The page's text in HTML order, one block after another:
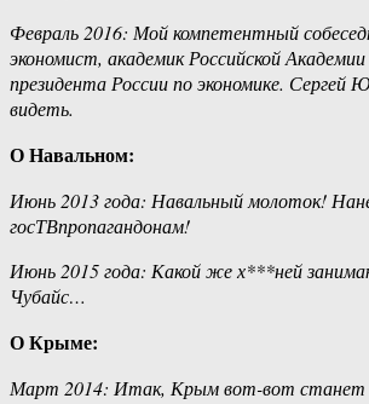
Февраль 2016: Мой компетентный
экономист, академик Российской
президента России по экономике. Сергей
видеть.
О Навальном:
Июнь 2013 года: Навальный молоток!
госТВпропагандонам!
Июнь 2015 года: Какой же х***ней
Чубайс…
О Крыме:
Март 2014: Итак, Крым вот-вот станет